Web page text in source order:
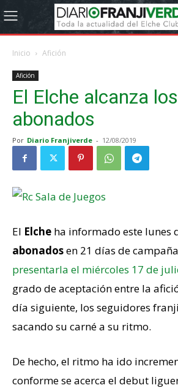
Inicio Afición
Afición
El Elche alcanza
abonados
Por Diario Franjiverde - 12/08/2019
El Elche ha informado este lunes
abonadosen 21 días de
presentarla el miércoles 17 de
grado de aceptación entre la
día siguiente, los seguidores
sacando su carné a su ritmo.
De hecho, el ritmo ha ido
conforme se acerca el debut